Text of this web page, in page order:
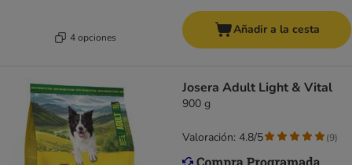
4 opciones
Añadir a la cesta
Josera Adult Light & Vital
900 g
Valoración: 4.8/5 (9)